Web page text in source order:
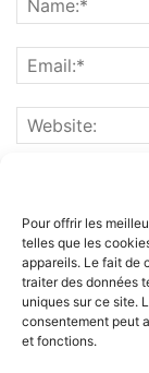
Pour offrir les
telles que les
appareils. Le fait de
traiter des données
uniques sur ce site.
consentement peut
et fonctions.